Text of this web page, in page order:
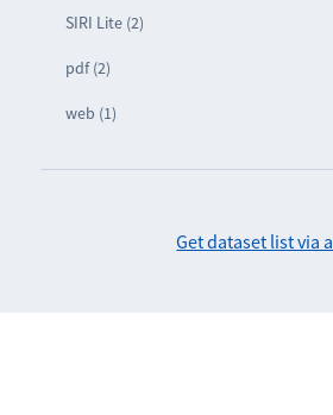
SIRI Lite (2)
pdf (2)
web (1)
Get dataset list via